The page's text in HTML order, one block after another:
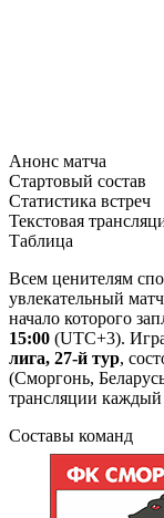
Анонс матча
Стартовый состав
Статистика встреч
Текстовая
Таблица
Всем ценителям
увлекательный
начало которого
15:00 (UTC+3).
лига, 27-й тур,
(Сморгонь,
трансляции каждый
Составы команд